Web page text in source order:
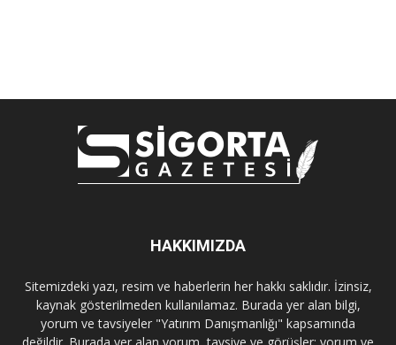
HAKKIMIZDA
Sitemizdeki yazı, resim ve haberlerin her hakkı saklıdır. İzinsiz,
kaynak gösterilmeden kullanılamaz. Burada yer alan bilgi,
yorum ve tavsiyeler "Yatırım Danışmanlığı" kapsamında